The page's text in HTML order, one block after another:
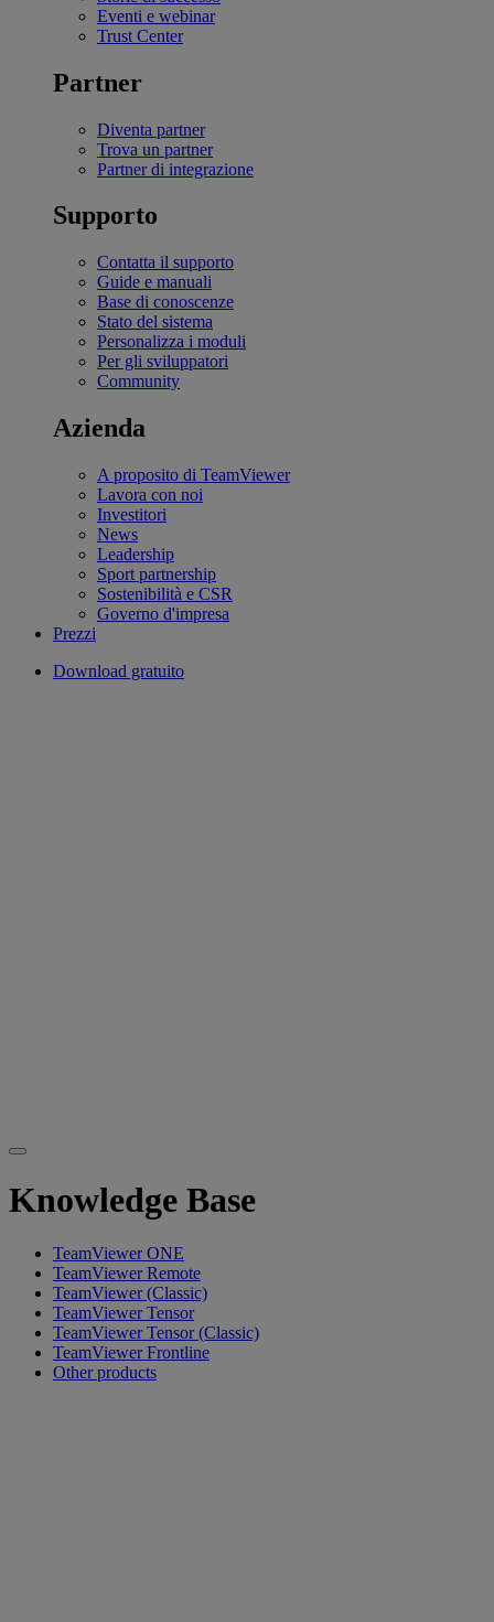
Eventi e webinar
Trust Center
Partner
Diventa partner
Trova un partner
Partner di integrazione
Supporto
Contatta il supporto
Guide e manuali
Base di conoscenze
Stato del sistema
Personalizza i moduli
Per gli sviluppatori
Community
Azienda
A proposito di TeamViewer
Lavora con noi
Investitori
News
Leadership
Sport partnership
Sostenibilità e CSR
Governo d'impresa
Prezzi
Download gratuito
Knowledge Base
TeamViewer ONE
TeamViewer Remote
TeamViewer (Classic)
TeamViewer Tensor
TeamViewer Tensor (Classic)
TeamViewer Frontline
Other products